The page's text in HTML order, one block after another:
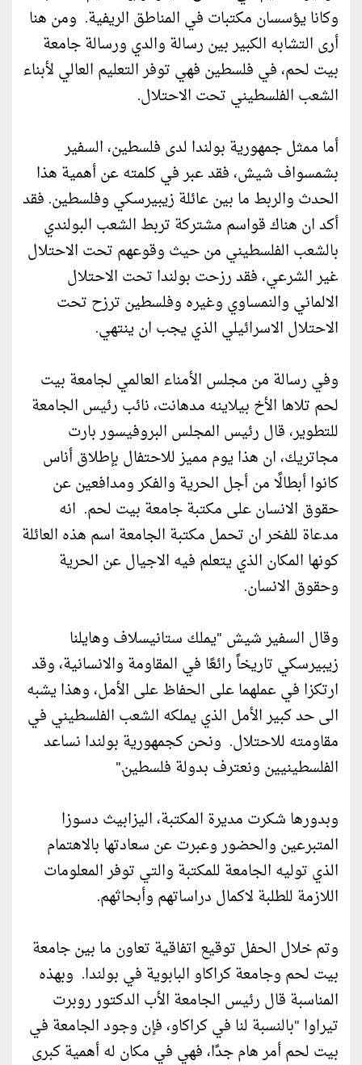
وكانا يؤسسان مكتبات في المناطق الريفية. ومن هنا
أرى التشابه الكبير بين رسالة والدي ورسالة جامعة
بيت لحم، في فلسطين فهي توفر التعليم العالي لأبناء
الشعب الفلسطيني تحت الاحتلال.
أما ممثل جمهورية بولندا لدى فلسطين، السفير
بشمسواف شيش، فقد عبر في كلمته عن أهمية هذا
الحدث والربط ما بين عائلة زيبيرسكي وفلسطين. فقد
أكد ان هناك قواسم مشتركة تربط الشعب البولندي
بالشعب الفلسطيني من حيث وقوعهم تحت الاحتلال
غير الشرعي، فقد رزحت بولندا تحت الاحتلال
الالماني والنمساوي وغيره وفلسطين ترزح تحت
الاحتلال الاسرائيلي الذي يجب ان ينتهي.
وفي رسالة من مجلس الأمناء العالمي لجامعة بيت
لحم تلاها الأخ بيلاينه مدهانت، نائب رئيس الجامعة
للتطوير، قال رئيس المجلس البروفيسور بارت
مجاتريك، ان هذا يوم مميز للاحتفال بإطلاق أناس
كانوا أبطالًا من أجل الحرية والفكر ومدافعين عن
حقوق الانسان على مكتبة جامعة بيت لحم. انه
مدعاة للفخر ان تحمل مكتبة الجامعة اسم هذه العائلة
كونها المكان الذي يتعلم فيه الاجيال عن الحرية
وحقوق الانسان.
وقال السفير شيش "يملك ستانيسلاف وهايلنا
زيبيرسكي تاريخاً رائعًا في المقاومة والانسانية، وقد
ارتكزا في عملهما على الحفاظ على الأمل، وهذا يشبه
الى حد كبير الأمل الذي يملكه الشعب الفلسطيني في
مقاومته للاحتلال. ونحن كجمهورية بولندا نساعد
الفلسطينيين ونعترف بدولة فلسطين."
وبدورها شكرت مديرة المكتبة، اليزابيث دسوزا
المتبرعين والحضور وعبرت عن سعادتها بالاهتمام
الذي توليه الجامعة للمكتبة والتي توفر المعلومات
اللازمة للطلبة لاكمال دراساتهم وأبحاثهم.
وتم خلال الحفل توقيع اتفاقية تعاون ما بين جامعة
بيت لحم وجامعة كراكاو البابوية في بولندا. وبهذه
المناسبة قال رئيس الجامعة الأب الدكتور روبرت
تيراوا "بالنسبة لنا في كراكاو، فإن وجود الجامعة في
بيت لحم أمر هام جدًا، فهي في مكان له أهمية كبرى